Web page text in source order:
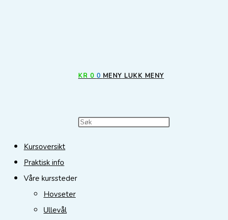
KR 0 0 MENY LUKK MENY
Search
Press
Kursoversikt
Praktisk info
Våre kurssteder
Hovseter
Ullevål